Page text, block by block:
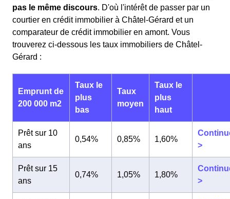
pas le même discours. D'où l'intérêt de passer par un
courtier en crédit immobilier à Châtel-Gérard et un
comparateur de crédit immobilier en amont. Vous
trouverez ci-dessous les taux immobiliers de Châtel-
Gérard :
Emprunt de
200 000 m2
Taux le
plus
bas
Taux
moyen
Taux le
plus
haut
Prêt sur 10
ans
0,54% 0,85% 1,60%
>
Prêt sur 15
ans
0,74% 1,05% 1,80%
>